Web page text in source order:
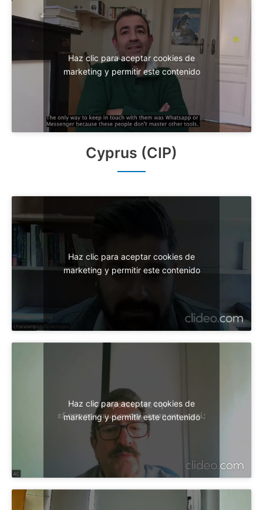
Haz clic para aceptar cookies de
marketing y permitir este contenido
Cyprus (CIP)
Haz clic para aceptar cookies de
marketing y permitir este contenido
Haz clic para aceptar cookies de
marketing y permitir este contenido